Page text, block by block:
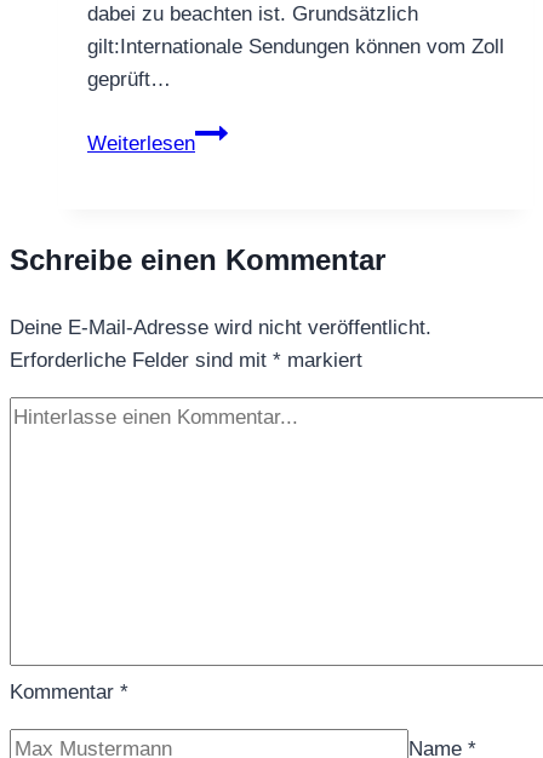
dabei zu beachten ist. Grundsätzlich
gilt:Internationale Sendungen können vom Zoll
geprüft…
Weiterlesen
Wann
Paket
Zoll?
Schreibe einen Kommentar
Deine E-Mail-Adresse wird nicht veröffentlicht.
Erforderliche Felder sind mit * markiert
Kommentar *
Name *